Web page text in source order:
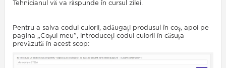
Tehnicianul vă va răspunde în cursul zilei.
Pentru a salva codul culorii, adăugați produsul în coș, apoi pe
pagina „Coșul meu”, introduceți codul culorii în căsuța
prevăzută în acest scop: